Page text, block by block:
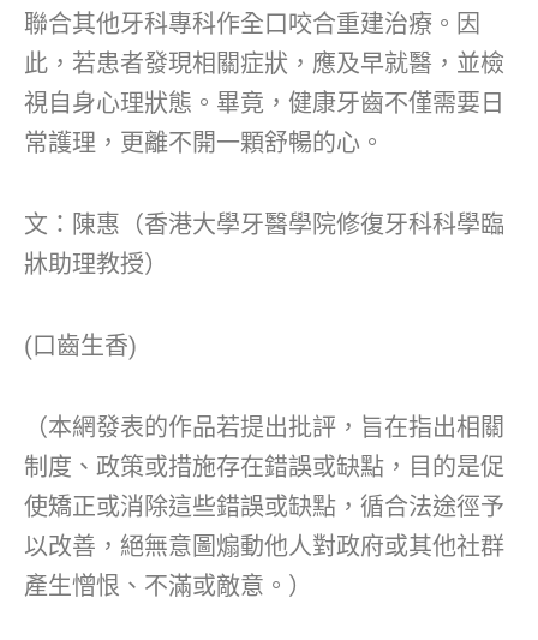
聯合其他牙科專科作全口咬合重建治療。因
此，若患者發現相關症狀，應及早就醫，並檢
視自身心理狀態。畢竟，健康牙齒不僅需要日
常護理，更離不開一顆舒暢的心。
文：陳惠（香港大學牙醫學院修復牙科科學臨
牀助理教授）
(口齒生香)
（本網發表的作品若提出批評，旨在指出相關
制度、政策或措施存在錯誤或缺點，目的是促
使矯正或消除這些錯誤或缺點，循合法途徑予
以改善，絕無意圖煽動他人對政府或其他社群
產生憎恨、不滿或敵意。）